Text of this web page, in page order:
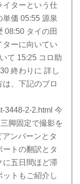
イターという仕
価 05:55 源泉
08:50 タイの田
ターに向いてい
て 15:25 コロ助
終わりに 詳し
、下記のブロ
3448-2-2.html 今
脚固定で撮影を
ンバーンとタ
トの翻訳とタ
に五日間ほど滞
トもご紹介し